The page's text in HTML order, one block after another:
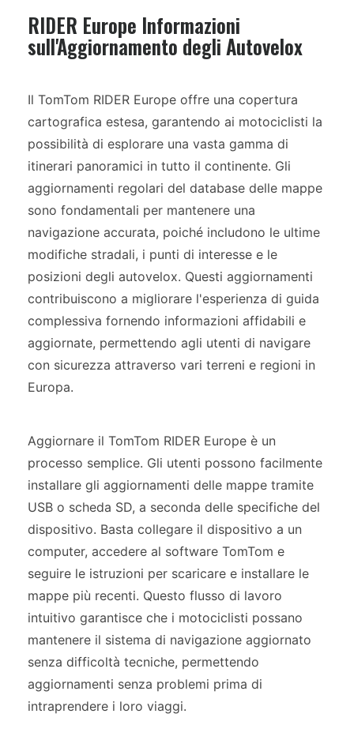
RIDER Europe Informazioni
sull'Aggiornamento degli Autovelox
Il TomTom RIDER Europe offre una copertura
cartografica estesa, garantendo ai motociclisti la
possibilità di esplorare una vasta gamma di
itinerari panoramici in tutto il continente. Gli
aggiornamenti regolari del database delle mappe
sono fondamentali per mantenere una
navigazione accurata, poiché includono le ultime
modifiche stradali, i punti di interesse e le
posizioni degli autovelox. Questi aggiornamenti
contribuiscono a migliorare l'esperienza di guida
complessiva fornendo informazioni affidabili e
aggiornate, permettendo agli utenti di navigare
con sicurezza attraverso vari terreni e regioni in
Europa.
Aggiornare il TomTom RIDER Europe è un
processo semplice. Gli utenti possono facilmente
installare gli aggiornamenti delle mappe tramite
USB o scheda SD, a seconda delle specifiche del
dispositivo. Basta collegare il dispositivo a un
computer, accedere al software TomTom e
seguire le istruzioni per scaricare e installare le
mappe più recenti. Questo flusso di lavoro
intuitivo garantisce che i motociclisti possano
mantenere il sistema di navigazione aggiornato
senza difficoltà tecniche, permettendo
aggiornamenti senza problemi prima di
intraprendere i loro viaggi.